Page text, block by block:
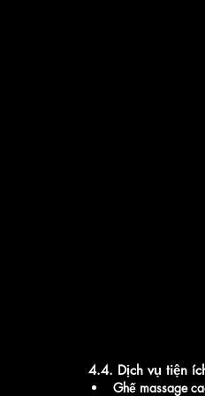
4.4. Dịch vụ tiện
Ghế massage